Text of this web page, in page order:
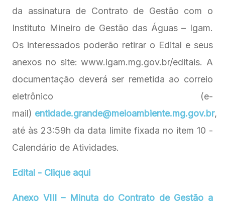
da assinatura de Contrato de Gestão com o
Instituto Mineiro de Gestão das Águas – Igam.
Os interessados poderão retirar o Edital e seus
anexos no site: www.igam.mg.gov.br/editais. A
documentação deverá ser remetida ao correio
eletrônico (e-
mail) entidade.grande@meioambiente.mg.gov.br,
até às 23:59h da data limite fixada no item 10 -
Calendário de Atividades.
Edital - Clique aqui
Anexo VIII – Minuta do Contrato de Gestão a